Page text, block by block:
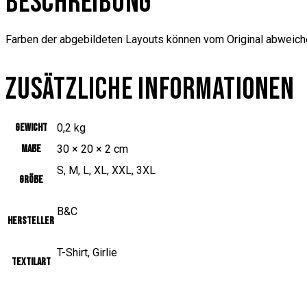
Farben der abgebildeten Layouts können vom Original
ZUSÄTZLICHE INFORMATIONEN
Gewicht
0,2 kg
Maße
30 × 20 × 2 cm
Größe
S, M, L, XL, XXL, 3XL
Hersteller
B&C
Textilart
T-Shirt, Girlie